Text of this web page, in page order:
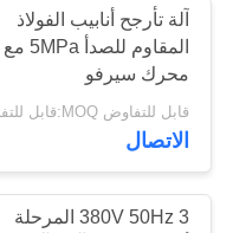
آلة تأرجح أنابيب الفولاذ
المقاوم للصدأ 5MPa مع
محرك سيرفو
الاتصال
380V 50Hz 3 المرحلة